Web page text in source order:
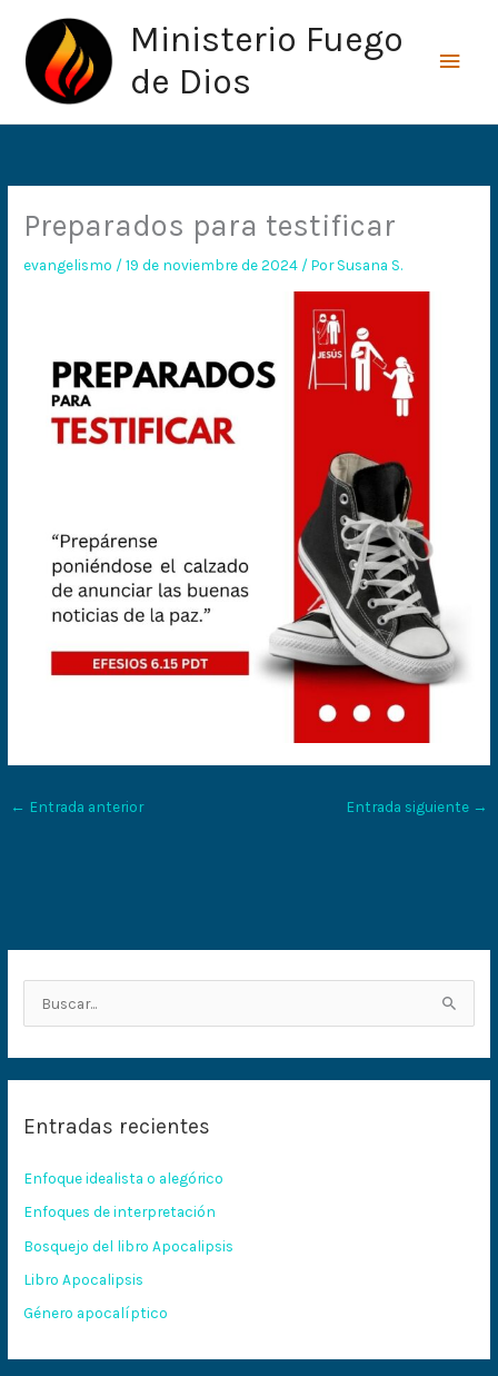
contenido
Ministerio Fuego
de Dios
Preparados para testificar
evangelismo /19 de noviembre de 2024 / PorSusana S.
← Entrada anterior Entrada siguiente →
a
p
o
r
:
Entradas recientes
Enfoque idealista o alegórico
Enfoques de interpretación
Bosquejo del libro Apocalipsis
Libro Apocalipsis
Género apocalíptico